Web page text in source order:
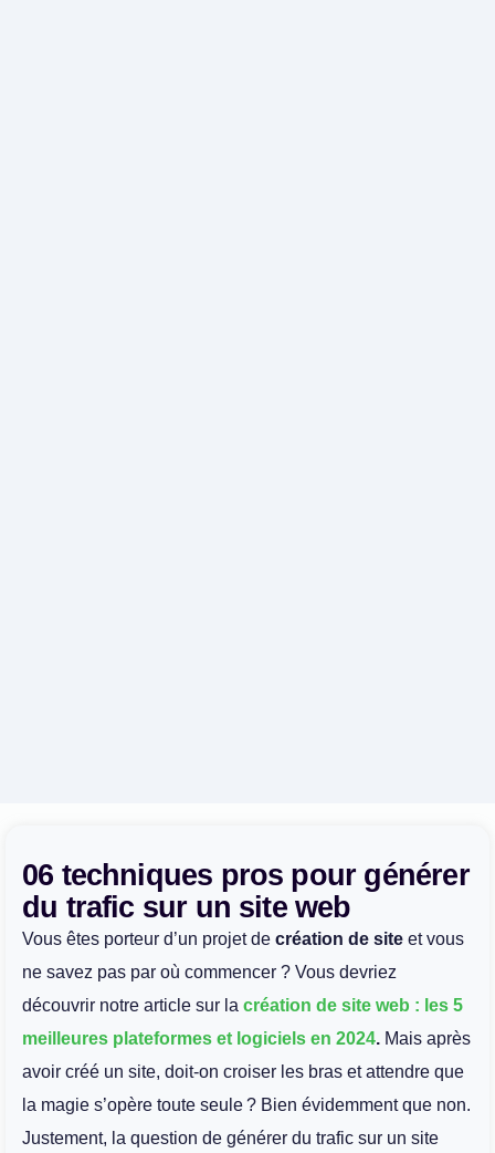
06 techniques pros pour générer
du trafic sur un site web
Vous êtes porteur d’un projet de création de site et vous
ne savez pas par où commencer ? Vous devriez
découvrir notre article sur la création de site web : les 5
meilleures plateformes et logiciels en 2024. Mais après
avoir créé un site, doit-on croiser les bras et attendre que
la magie s’opère toute seule ? Bien évidemment que non.
Justement, la question de générer du trafic sur un site